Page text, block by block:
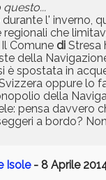
l' inverno,
regionali che
Comune di Stresa
della
è spostata in
oppure lo
della
pensa davvero
a bordo?
Isole- 8 Aprile